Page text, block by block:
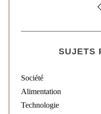
SUJETS
Société
Alimentation
Technologie